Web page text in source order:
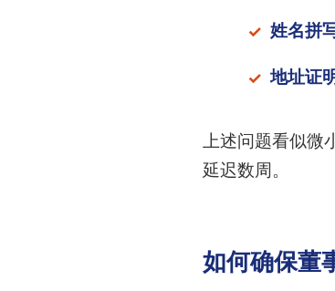
姓名拼
地址证
上述问题看似微
延迟数周。
如何确保董